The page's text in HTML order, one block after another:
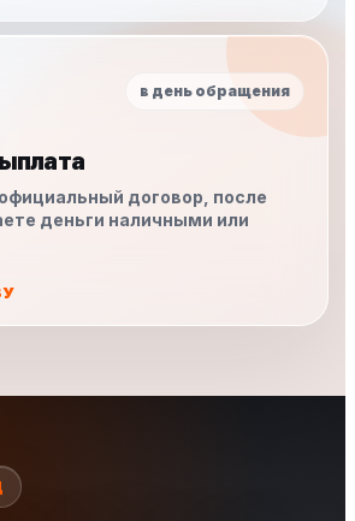
в день обращения
договор, после
деньги наличными или